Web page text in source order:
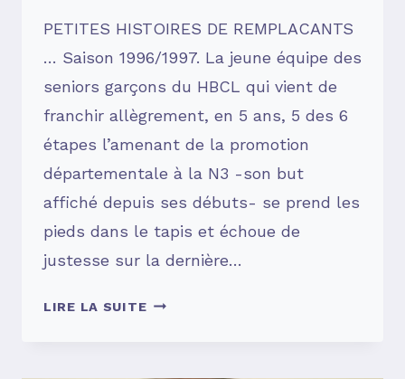
PETITES HISTOIRES DE REMPLACANTS
… Saison 1996/1997. La jeune équipe des
seniors garçons du HBCL qui vient de
franchir allègrement, en 5 ans, 5 des 6
étapes l’amenant de la promotion
départementale à la N3 -son but
affiché depuis ses débuts- se prend les
pieds dans le tapis et échoue de
justesse sur la dernière…
LIRE LA SUITESOUVENIRS,